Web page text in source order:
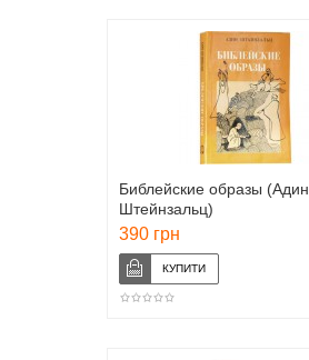
Библейские образы (Адин
Штейнзальц)
390 грн